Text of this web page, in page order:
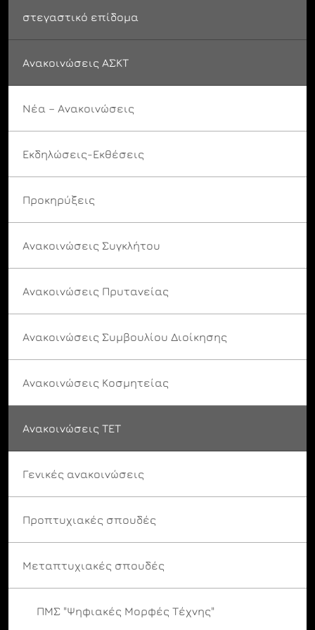
στεγαστικό επίδομα
Ανακοινώσεις ΑΣΚΤ
Νέα – Ανακοινώσεις
Εκδηλώσεις-Εκθέσεις
Προκηρύξεις
Ανακοινώσεις Συγκλήτου
Ανακοινώσεις Πρυτανείας
Ανακοινώσεις Συμβουλίου Διοίκησης
Ανακοινώσεις Κοσμητείας
Ανακοινώσεις ΤΕΤ
Γενικές ανακοινώσεις
Προπτυχιακές σπουδές
Μεταπτυχιακές σπουδές
ΠΜΣ "Ψηφιακές Μορφές Τέχνης"